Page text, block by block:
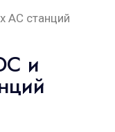
АС станций
и